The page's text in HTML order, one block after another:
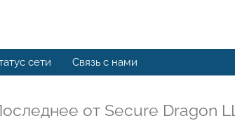
сети Связь с нами
от Secure Dragon